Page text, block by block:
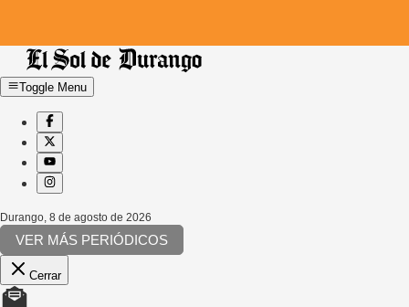
Toggle Menu
Durango 8 de agosto de 2026
VER MÁS PERIÓDICOS
Cerrar